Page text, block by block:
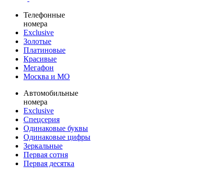
Телефонные
номера
Exclusive
Золотые
Платиновые
Красивые
Мегафон
Москва и МО
Автомобильные
номера
Exclusive
Спецсерия
Одинаковые буквы
Одинаковые цифры
Зеркальные
Первая сотня
Первая десятка